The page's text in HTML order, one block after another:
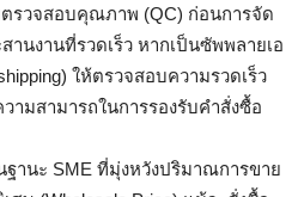
ตรวจสอบคุณภาพ (QC) ก่อนการจัด
านงานที่รวดเร็ว หากเป็นซัพพลายเอ
ให้ตรวจสอบความรวดเร็ว
ามสามารถในการรองรับคำสั่งซื้อ
ฐานะ SME ที่มุ่งหวังปริมาณการขาย